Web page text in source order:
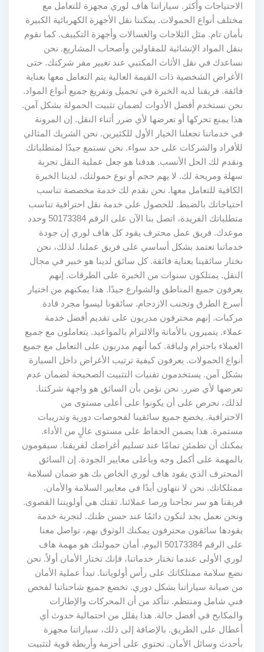
الاحتياجات وأكثر. سياراتنا هاف لوري مجهزة للتعامل مع
مختلف أنواع الحمولات. يمكننا نقل الأجهزة الكهربائية الكبيرة
بأمان تام. مثل الثلاجات والغسالات وأجهزة التكييف. كما نقوم
بنقل المواد الإنشائية للمقاولين وأصحاب المشاريع. نحن
نساعدك في نقل الأثاث المكتبي عند تغيير مقر شركتك. حتى
الأغراض الشخصية ذات القيمة العالية يتم التعامل معها بعناية
فائقة. فريقنا لديه الخبرة في تحميل وتفريغ جميع أنواع المواد.
نحن نستخدم أفضل الأدوات لضمان تثبيت الحمولة بشكل آمن.
هذا يمنع تحركها أو تعرضها لأي ضرر أثناء النقل. إن المرونة
في خدماتنا تجعلنا الخيار الأول للكثيرين. نحن الشريك المثالي
للأفراد والشركات على حد سواء. نحن نستمع جيدًا لمتطلباتك
ونقدم لك الحل الأنسب. هدفنا هو جعل عملية النقل تجربة
سهلة ومريحة لك. لا يهم حجم أو نوع حمولتك، لدينا الخبرة
الكافية للتعامل معها. نحن نقدم لك خدمة مخصصة تناسب
احتياجاتك بالضبط. للحصول على خدمة نقل احترافية تناسب
متطلباتك الفريدة، اتصل بنا الآن على الرقم 50173384 وحدد
موعدك. فريق عمل محترف يقود كل هاف لوري إن جودة
خدماتنا تعتمد بشكل أساسي على فريق عملنا. لذلك، نحن
نختار سائقينا بعناية فائقة. كل سائق لدينا هو خبير في مجال
النقل. يمتلكون سنوات من الخبرة على الطرقات. إنهم
يعرفون جميع المناطق والشوارع جيدًا. هذا يمكنهم من اختيار
أسرع الطرق وتجنب الازدحام. سائقونا ليسوا مجرد قادة
مركبات. إنهم محترفون مدربون على تقديم أفضل خدمة
عملاء. يتميزون بالأمانة والالتزام بالمواعيد. يتعاملون مع جميع
العملاء باحترام ولباقة. كما أنهم مدربون على التعامل مع جميع
أنواع الحمولات. يعرفون كيفية ترتيب الأغراض داخل السيارة
بشكل آمن. يستخدمون تقنيات التثبيت الصحيحة لضمان عدم
تعرضها لأي ضرر. نحن نؤمن بأن السائق هو واجهة شركتنا.
لذلك، نحرص على أن يكونوا على أعلى مستوى من
الاحترافية. يخضع جميع سائقينا لفحوصات دورية وتدريبات
مستمرة. هذا يضمن الحفاظ على مستوى عالٍ من الأداء.
يمكنك أن تطمئن تمامًا عند تسليم أغراضك لفريقنا. سيقومون
بالمهمة على أكمل وجه وبأعلى معايير الجودة. إن السائق
المحترف الذي يقود هاف لوري الخاص بك هو ضمان لسلامة
ممتلكاتك. نحن لا نتهاون أبدًا في معايير السلامة والأمان.
فريقنا هو سر نجاحنا ورضا عملائنا. ثقتك هي أولويتنا القصوى.
ونحن نعمل بجد لنكون دائمًا عند حسن ظنك. لتجربة خدمة
يقودها سائقون محترفون يمكنك الوثوق بهم، تواصل معنا
على الرقم 50173384 اليوم. أمان حمولتك هو مهمة هاف
لوري الأولى عندما تختار خدماتنا، فإنك تختار الأمان أولاً. نحن
نضع سلامة ممتلكاتك على رأس أولوياتنا. تبدأ عملية الأمان
من صيانة سياراتنا بشكل دوري. تخضع جميع شاحناتنا لفحص
فني شامل ومنتظم. نتأكد من أن المحركات والإطارات
والمكابح في أفضل حالة. هذا يقلل من احتمالية حدوث أي
أعطال على الطريق. بالإضافة إلى ذلك، سياراتنا مجهزة
بأحدث وسائل الأمان. تحتوي على أحزمة وأربطة قوية لتثبيت